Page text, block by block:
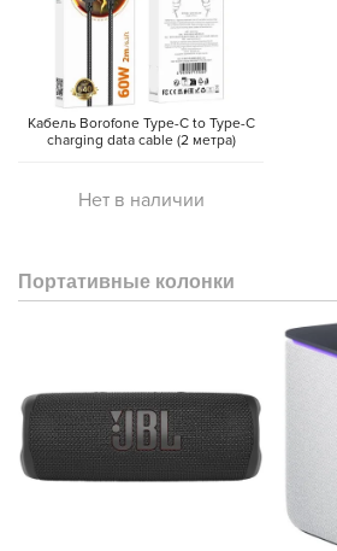
Кабель Borofone Type-C to Type-C
charging data cable (2 метра)
Нет в наличии
Портативные колонки